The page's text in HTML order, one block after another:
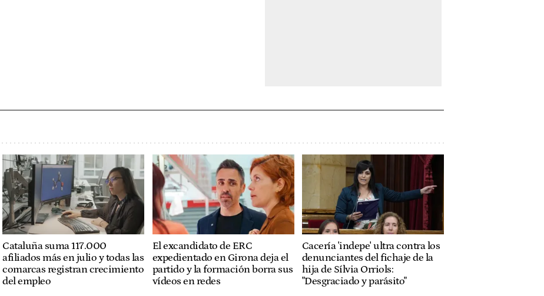
Cataluña suma 117.000
afiliados más en julio y todas las
comarcas registran crecimiento
del empleo
El excandidato de ERC
expedientado en Girona deja el
partido y la formación borra sus
vídeos en redes
Cacería 'indepe' ultra contra los
denunciantes del fichaje de la
hija de Sílvia Orriols:
"Desgraciado y parásito"